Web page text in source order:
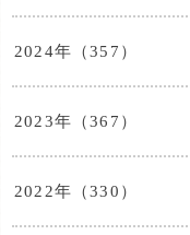
2024年（357）
2023年（367）
2022年（330）